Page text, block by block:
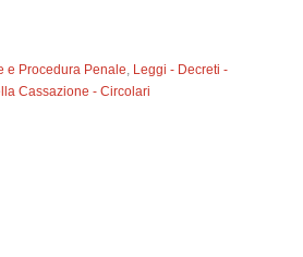
e Procedura Penale, Leggi - Decreti -
Cassazione - Circolari